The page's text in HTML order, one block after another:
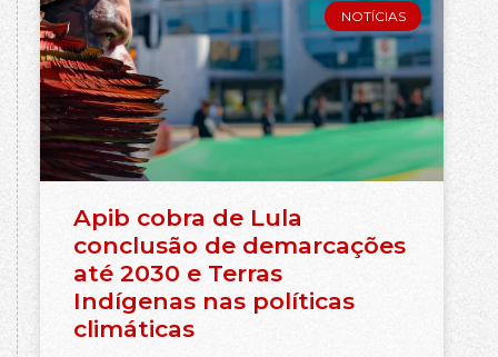
NOTÍCIAS
Apib cobra de Lula
conclusão de demarcações
até 2030 e Terras
Indígenas nas políticas
climáticas